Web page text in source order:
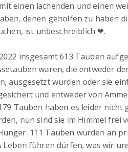
einen lachenden und einen
denen geholfen zu haben
ist unbeschreiblich ❤.
insgesamt 613 Tauben
waren, die entweder
ausgesetzt wurden oder sie
und entweder von
Tauben haben es leider
nun sind sie im Himmel frei
111 Tauben wurden an
führen dürfen, was wir